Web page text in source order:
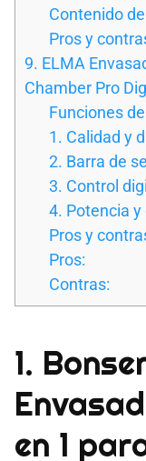
Contenido
Pros y
9. ELMA
Chamber Pro
Funciones
1. Calidad y
2. Barra de
3. Control
4. Potencia
Pros y
Pros:
Contras:
1.
en 1